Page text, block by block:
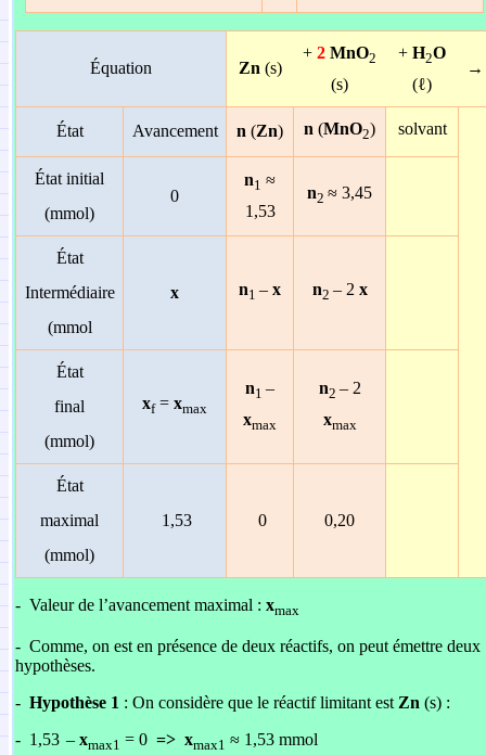
Équation Zn (s)
+ 2 MnO2
(s)
+ H2O
(ℓ)
→
État Avancement n (Zn) n (MnO2) solvant
État initial
(mmol)
0
n1 ≈
1,53
n2 ≈ 3,45
État
Intermédiaire
(mmol
x n1 – x n2 – 2 x
État
final
(mmol)
xf= xmax
n1 –
xmax
n2 – 2
xmax
État
maximal
(mmol)
1,53 0 0,20
- Valeur de l’avancement maximal : xmax
- Comme, on est en présence de deux réactifs, on peut émettre deux
hypothèses.
- Hypothèse 1 : On considère que le réactif limitant est Zn (s) :
- 1,53 – xmax1 = 0 => xmax1 ≈ 1,53 mmol